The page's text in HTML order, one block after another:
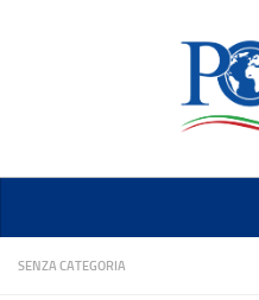
SENZA CATEGORIA